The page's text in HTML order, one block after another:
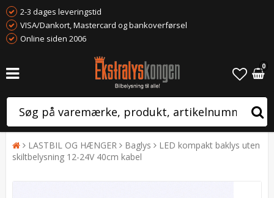
2-3 dages leveringstid
VISA/Dankort, Mastercard og bankoverførsel
Online siden 2006
0
LASTBIL OG HÆNGER Baglys
LED kompakt baklys uten
skiltbelysning 12-24V 40cm kabel